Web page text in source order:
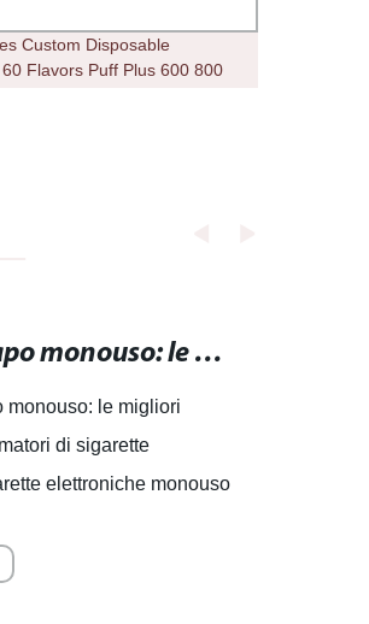
Custom Disposable
Flavors Puff Plus 600 800
Marche di svapo monouso: le migliori opzioni per i consumatori di sigarette elettroniche.
monouso: le migliori
di sigarette
elettroniche monouso
u